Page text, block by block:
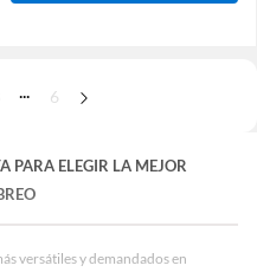
6
PARA ELEGIR LA MEJOR
versátiles y demandados en